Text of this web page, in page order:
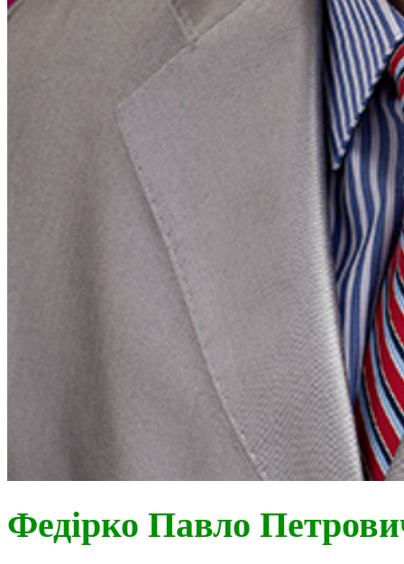
Федірко Павло